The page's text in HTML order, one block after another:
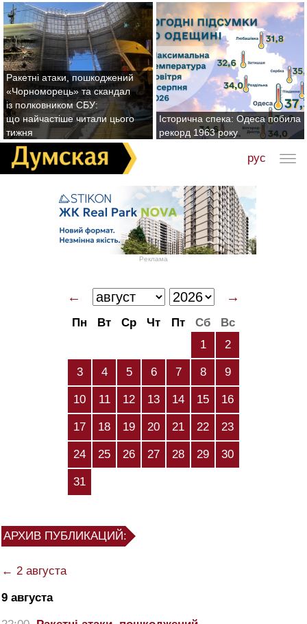
Ракетні атаки, пошкоджений
«Чорноморець» та скандал
із полковником СБУ:
що найчастіше читали цього
тижня
Історична спека: Одеса побила
рекорд 1963 року
рус
Реклама
← →
Пн Вт Ср Чт Пт Сб
Вс
1
2
3 4 5 6 7 8 9
10 11 12 13 14 15 16
17 18 19 20 21 22 23
24 25 26 27 28 29 30
31
АРХИВ ПУБЛИКАЦИЙ:
← 2 августа
9 августа